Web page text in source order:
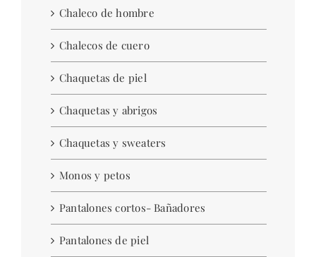
Chaleco de hombre
Chalecos de cuero
Chaquetas de piel
Chaquetas y abrigos
Chaquetas y sweaters
Monos y petos
Pantalones cortos- Bañadores
Pantalones de piel